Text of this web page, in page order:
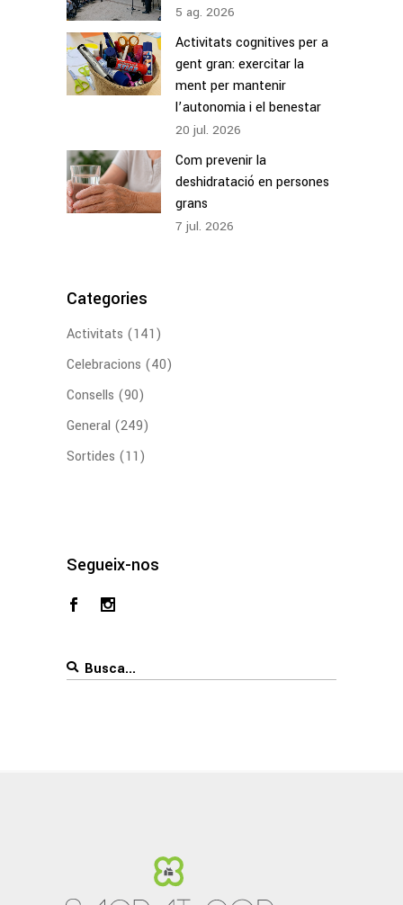
5 ag. 2026
Activitats cognitives per a
gent gran: exercitar la
ment per mantenir
l’autonomia i el benestar
20 jul. 2026
Com prevenir la
deshidratació en persones
grans
7 jul. 2026
Categories
Activitats (141)
Celebracions (40)
Consells (90)
General (249)
Sortides (11)
Segueix-nos
Search